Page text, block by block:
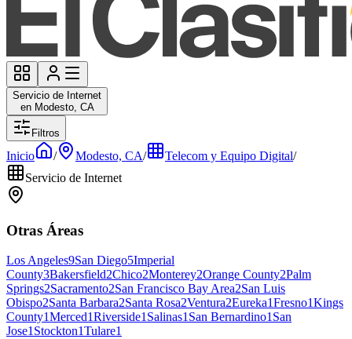
Servicio de Internet
en Modesto, CA
Filtros
Inicio / Modesto, CA/ Telecom y Equipo Digital/
Servicio de Internet
Otras Áreas
Los Angeles9San Diego5Imperial
County3Bakersfield2Chico2Monterey2Orange County2Palm
Springs2Sacramento2San Francisco Bay Area2San Luis
Obispo2Santa Barbara2Santa Rosa2Ventura2Eureka1Fresno1Kings
County1Merced1Riverside1Salinas1San Bernardino1San
Jose1Stockton1Tulare1